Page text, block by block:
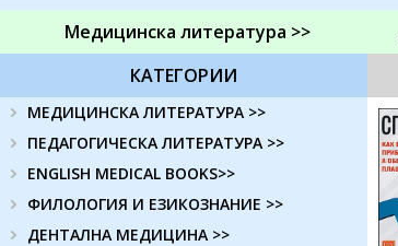
Медицинска литература >>
КАТЕГОРИИ
МЕДИЦИНСКА ЛИТЕРАТУРА >>
ПЕДАГОГИЧЕСКА ЛИТЕРАТУРА >>
ENGLISH MEDICAL BOOKS>>
ФИЛОЛОГИЯ И ЕЗИКОЗНАНИЕ >>
ДЕНТАЛНА МЕДИЦИНА >>